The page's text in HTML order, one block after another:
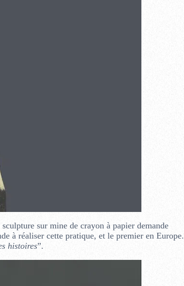
sur mine de crayon à papier demande
à réaliser cette pratique, et le premier en Europe.
histoires”.